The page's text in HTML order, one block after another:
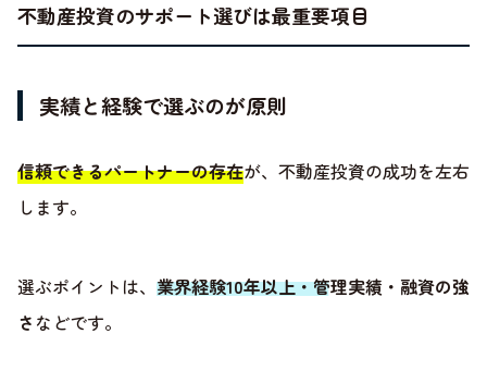
不動産投資のサポート選びは最重要項目
実績と経験で選ぶのが原則
信頼できるパートナーの存在が、不動産投資の成功を左右
します。
選ぶポイントは、 業界経験10年以上・管理実績・融資の強
さ などです。